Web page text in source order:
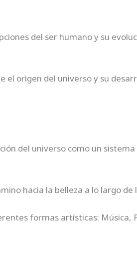
del ser humano y su
el origen del universo y su
del universo como un
hacia la belleza a lo largo
formas artísticas: Música,